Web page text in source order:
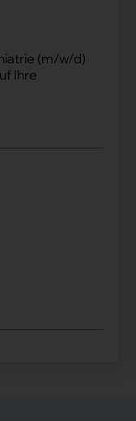
(m/w/d)
Ihre